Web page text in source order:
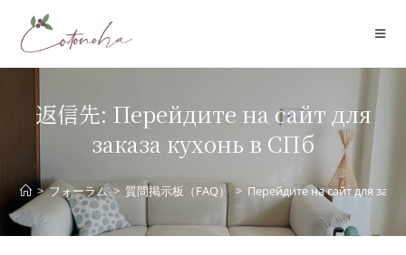
プ
返信先: Перейдите на сайт для
заказа кухонь в СПб
> フォーラム > 質問掲示板（FAQ） > Перейдите на сайт для